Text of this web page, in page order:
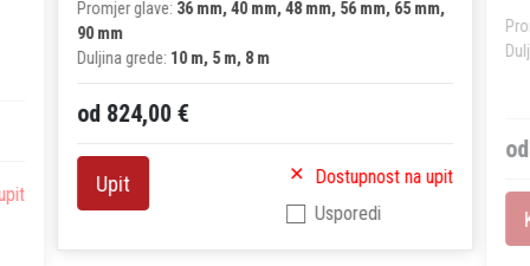
Promjer glave: 36 mm, 40 mm, 48 mm, 56 mm, 65 mm,
90 mm
Duljina grede: 10 m, 5 m, 8 m
od 824,00 €
Upit
Dostupnost na upit
Usporedi